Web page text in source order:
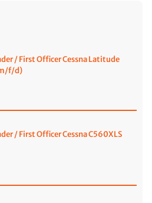
/ First Officer Cessna Latitude
f/d)
/ First Officer Cessna C560XLS